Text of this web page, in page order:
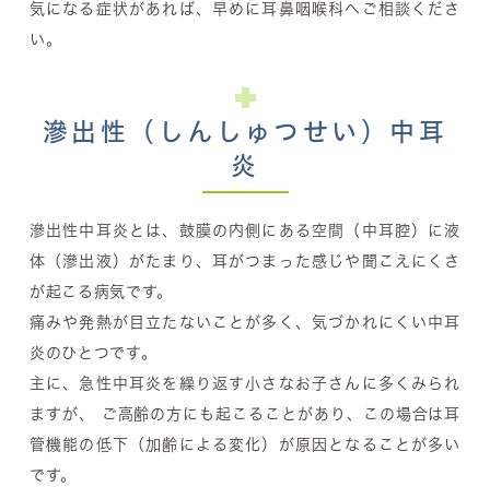
気になる症状があれば、早めに耳鼻咽喉科へご相談くださ
い。
滲出性（しんしゅつせい）中耳
炎
滲出性中耳炎とは、鼓膜の内側にある空間（中耳腔）に液
体（滲出液）がたまり、耳がつまった感じや聞こえにくさ
が起こる病気です。
痛みや発熱が目立たないことが多く、気づかれにくい中耳
炎のひとつです。
主に、急性中耳炎を繰り返す小さなお子さんに多くみられ
ますが、 ご高齢の方にも起こることがあり、この場合は耳
管機能の低下（加齢による変化）が原因となることが多い
です。